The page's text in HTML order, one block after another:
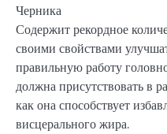
Черника
Содержит рекордное
своими свойствами
правильную работу
должна присутствовать в
как она способствует
висцерального жира.